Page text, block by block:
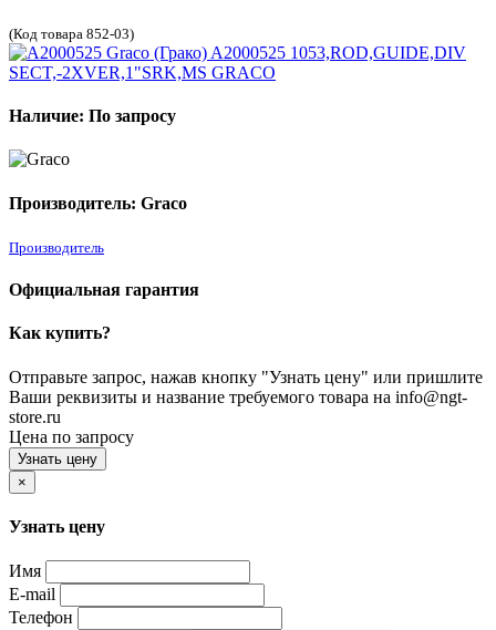
(Код товара 852-03)
Наличие: По запросу
Производитель: Graco
Производитель
Официальная гарантия
Как купить?
Отправьте запрос, нажав кнопку "Узнать цену" или пришлите
Ваши реквизиты и название требуемого товара на info@ngt-
store.ru
Цена по запросу
Узнать цену
×
Узнать цену
Имя
E-mail
Телефон